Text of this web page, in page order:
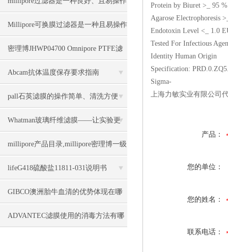
的全自动过滤装置
Millipore可换膜过滤器是一种且易操作
的全自动过滤装置
密理博JHWP04700 Omnipore PTFE滤
膜几大特点
Abcam抗体温度保存要求指南
pall石英滤膜的操作简单、清洗方便
Whatman玻璃纤维滤膜——让实验更
加精确和高效
millipore产品目录,millipore密理博一级
代理商上海力敏
lifeG418硫酸盐11811-031说明书
GIBCO澳洲胎牛血清的优势体现在哪
些方面
ADVANTEC滤膜使用的消毒方法有哪
Protein by Biuret >_ 95 %
Agarose Electrophoresis
Endotoxin Level <_ 1.0
Tested For Infectious
Identity Human Origin
Specification:
Sigma-
上海力敏实业有限公司
产品：
您的单位：
您的姓名：
联系电话：